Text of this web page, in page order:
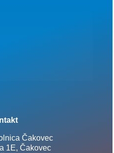
Čakovec
1E, Čakovec